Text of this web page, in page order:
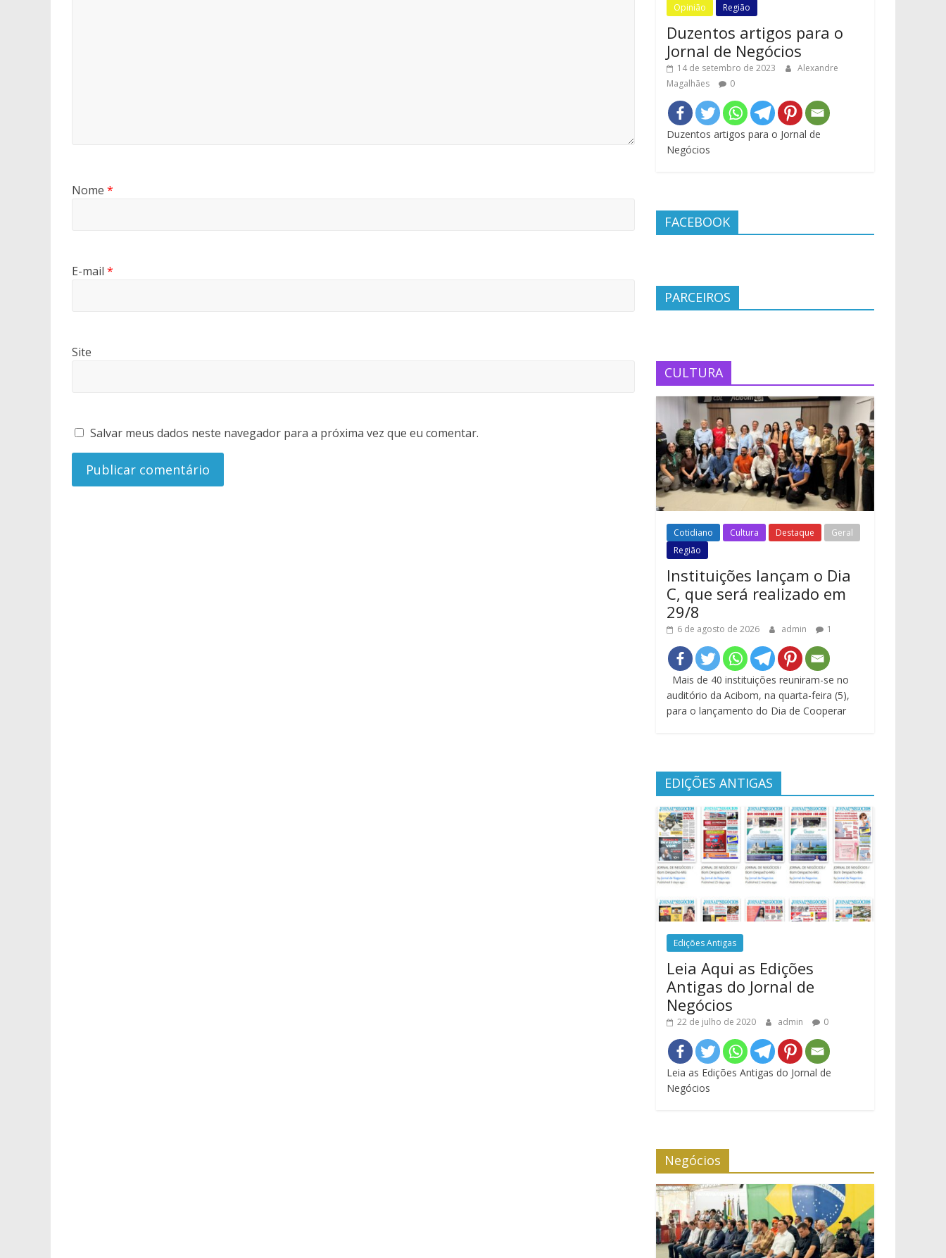
Nome *
E-mail *
Site
Salvar meus dados neste navegador para a próxima vez que eu comentar.
Opinião
Região
Duzentos artigos para o
Jornal de Negócios
14 de setembro de 2023
Alexandre
Magalhães
0
Duzentos artigos para o Jornal de
Negócios
FACEBOOK
PARCEIROS
CULTURA
Cotidiano Cultura Destaque
Geral
Região
Instituições lançam o Dia
C, que será realizado em
29/8
6 de agosto de 2026 admin 1
Mais de 40 instituições reuniram-se no
auditório da Acibom, na quarta-feira (5),
para o lançamento do Dia de Cooperar
EDIÇÕES ANTIGAS
Edições Antigas
Leia Aqui as Edições
Antigas do Jornal de
Negócios
22 de julho de 2020 admin 0
Leia as Edições Antigas do Jornal de
Negócios
Negócios